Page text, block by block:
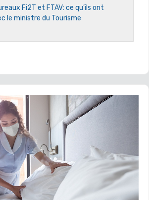
Fi2T et FTAV: ce qu’ils ont
le ministre du Tourisme